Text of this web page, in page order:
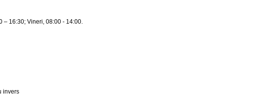
– 16:30; Vineri, 08:00 - 14:00.
invers